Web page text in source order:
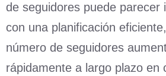
de seguidores puede parecer
con una planificación
número de seguidores
rápidamente a largo plazo en